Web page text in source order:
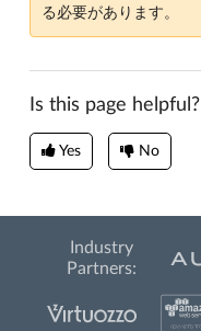
る必要があります。
Is this page helpful?
Yes No
Industry
Partners: